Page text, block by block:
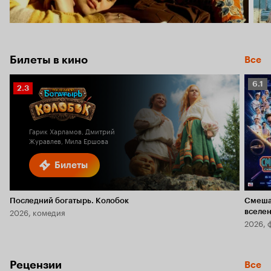
Билеты в кино Все
Билеты
Рейтинг
Кинопоиска
2.3
Гарик Харламов, Дмитрий
Журавлев, Мила Ершова
Последний богатырь. Колобок
2026, комедия
6.1
6.1
2026,
Рецензии Все